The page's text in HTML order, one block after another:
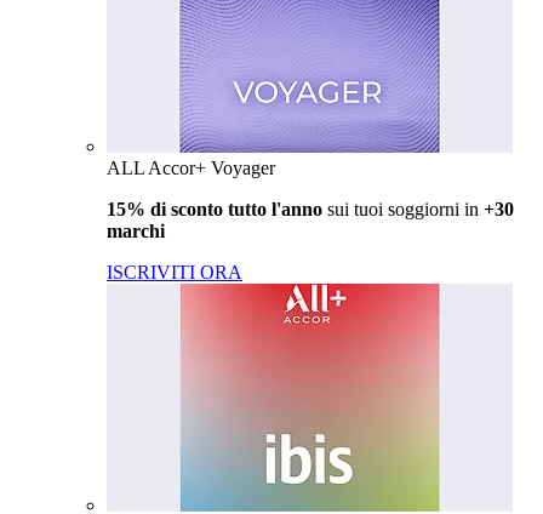
ALL Accor+ Voyager
15% di sconto tutto l'anno sui tuoi soggiorni in +30
marchi
ISCRIVITI ORA